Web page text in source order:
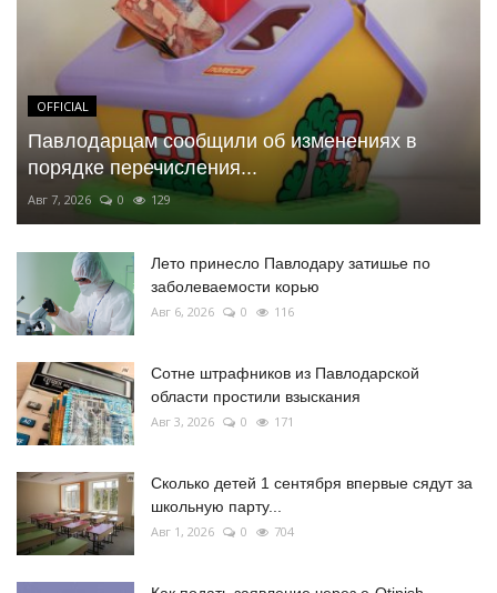
OFFICIAL
Павлодарцам сообщили об изменениях в
порядке перечисления...
Авг 7, 2026 0 129
Лето принесло Павлодару затишье по
заболеваемости корью
Авг 6, 2026 0 116
Сотне штрафников из Павлодарской
области простили взыскания
Авг 3, 2026 0 171
Сколько детей 1 сентября впервые сядут за
школьную парту...
Авг 1, 2026 0 704